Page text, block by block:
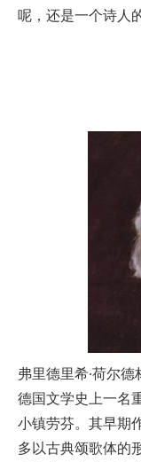
呢，还是一个诗人
弗里德里希∙荷尔德
德国文学史上一名
小镇劳芬。其早期
多以古典颂歌体的